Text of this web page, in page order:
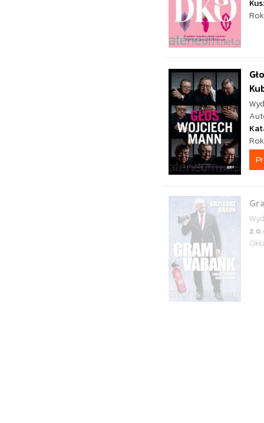
z